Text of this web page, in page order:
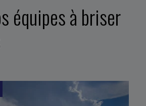
équipes à briser